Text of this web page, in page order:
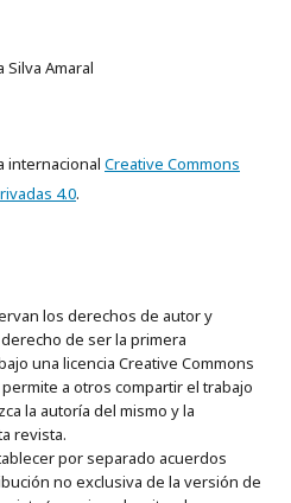
Amaral
internacional Creative Commons
4.0.
los derechos de autor y
de ser la primera
una licencia Creative Commons
a otros compartir el trabajo
la autoría del mismo y la
revista.
por separado acuerdos
no exclusiva de la versión de